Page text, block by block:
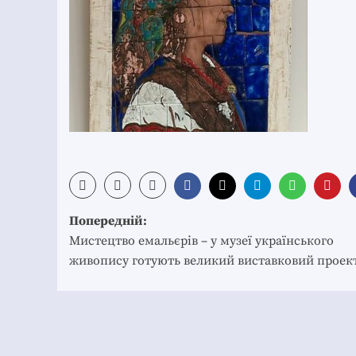
Post
navigation
Попередній:
Мистецтво емальєрів – у музеї українського
живопису готують великий виставковий